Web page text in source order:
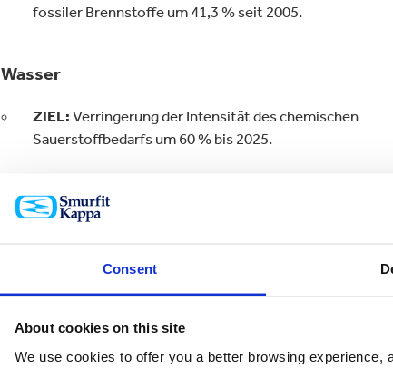
Consent
About cookies on this site
We use cookies to offer you a better browsing
fossiler Brennstoffe um 41,3 % seit 2005.
Wasser
ZIEL: Verringerung der Intensität des chemischen
Sauerstoffbedarfs um 60 % bis 2025.
Sauerstoffbedarfs um 38,5 % seit 2005.
% bis 2025.